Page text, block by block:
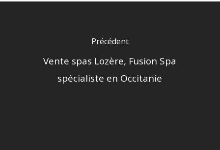
Précédent
Vente spas Lozère, Fusion Spa
spécialiste en Occitanie